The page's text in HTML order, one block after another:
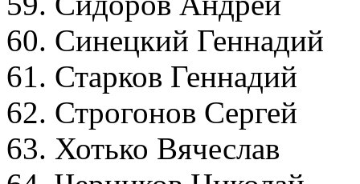
60. Синецкий
61. Старков
62. Строгонов
63. Хотько